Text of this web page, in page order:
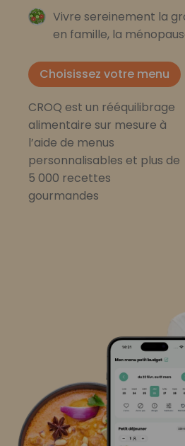
Vivre sereinement la
en famille, la
Choisissez votre menu
CROQ est un rééquilibrage
alimentaire sur mesure à
l’aide de menus
personnalisables et plus de
5 000 recettes
gourmandes